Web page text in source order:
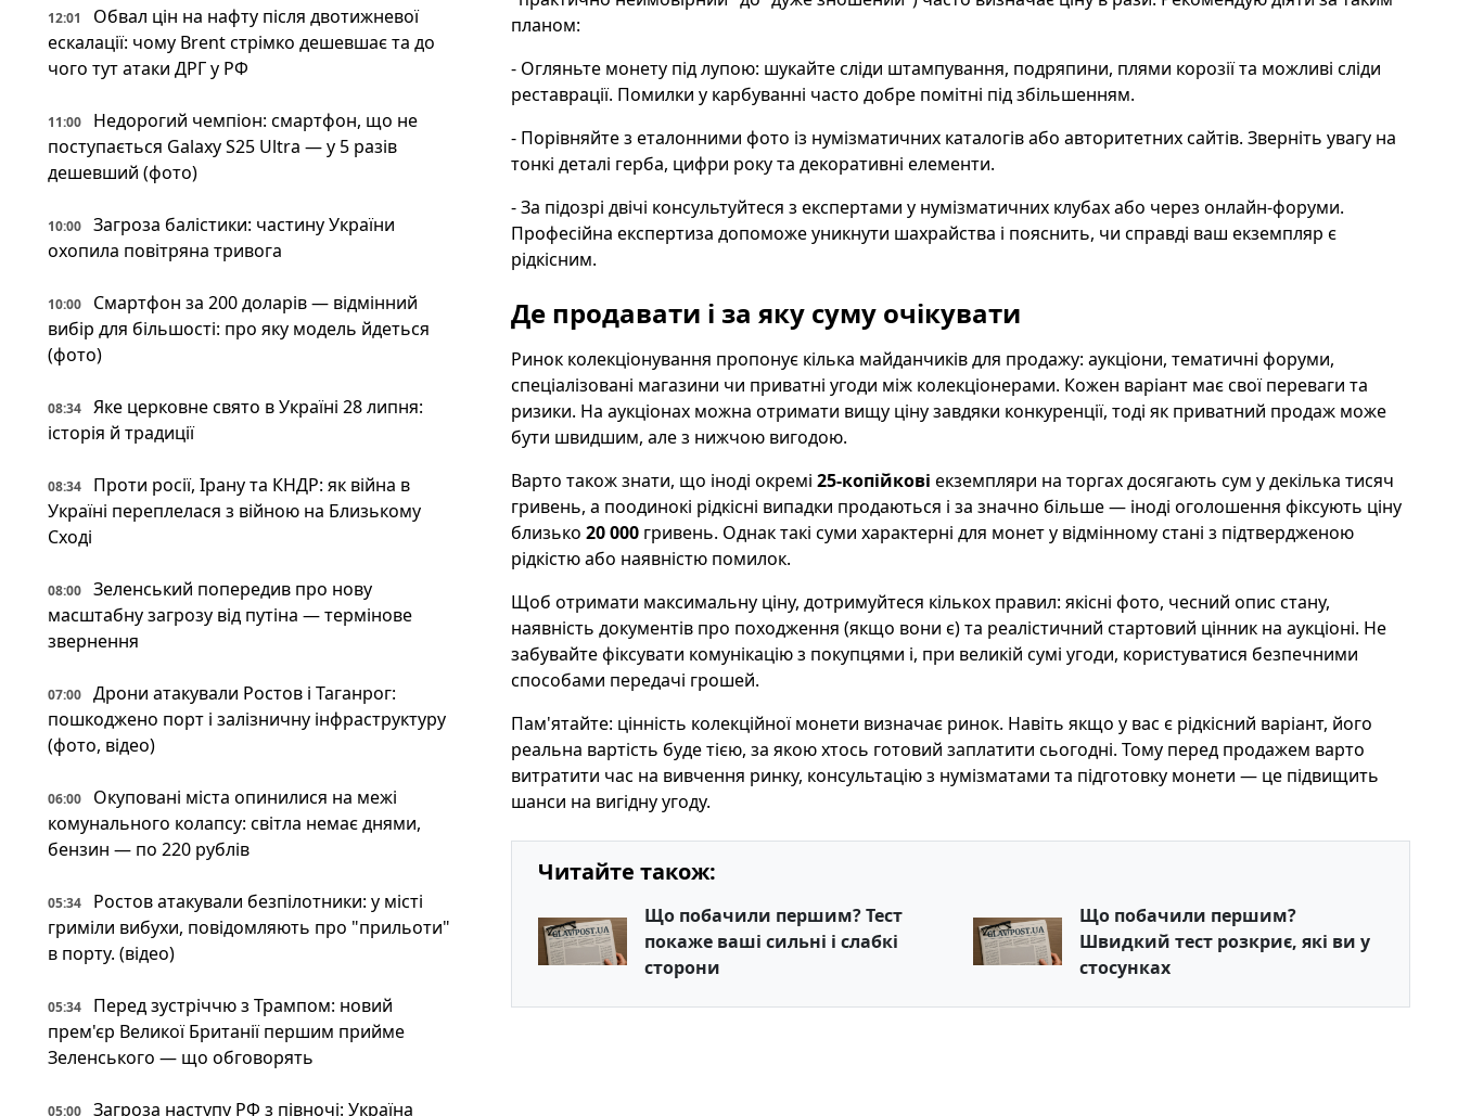
12:01
Обвал цін на нафту після двотижневої
ескалації: чому Brent стрімко дешевшає та до
чого тут атаки ДРГ у РФ
11:00
Недорогий чемпіон: смартфон, що не
поступається Galaxy S25 Ultra — у 5 разів
дешевший (фото)
10:00
Загроза балістики: частину України
охопила повітряна тривога
10:00
Смартфон за 200 доларів — відмінний
вибір для більшості: про яку модель йдеться
(фото)
08:34
Яке церковне свято в Україні 28 липня:
історія й традиції
08:34
Проти росії, Ірану та КНДР: як війна в
Україні переплелася з війною на Близькому
Сході
08:00
Зеленський попередив про нову
масштабну загрозу від путіна — термінове
звернення
07:00
Дрони атакували Ростов і Таганрог:
пошкоджено порт і залізничну інфраструктуру
(фото, відео)
06:00
Окуповані міста опинилися на межі
комунального колапсу: світла немає днями,
бензин — по 220 рублів
05:34
Ростов атакували безпілотники: у місті
гриміли вибухи, повідомляють про "прильоти"
в порту. (відео)
05:34
Перед зустріччю з Трампом: новий
прем'єр Великої Британії першим прийме
Зеленського — що обговорять
05:00
Загроза наступу РФ з півночі: Україна
планом:
- Огляньте монету під лупою: шукайте сліди штампування, подряпини, плями корозії та можливі сліди
реставрації. Помилки у карбуванні часто добре помітні під збільшенням.
- Порівняйте з еталонними фото із нумізматичних каталогів або авторитетних сайтів. Зверніть увагу на
тонкі деталі герба, цифри року та декоративні елементи.
- За підозрі двічі консультуйтеся з експертами у нумізматичних клубах або через онлайн-форуми.
Професійна експертиза допоможе уникнути шахрайства і пояснить, чи справді ваш екземпляр є
рідкісним.
Де продавати і за яку суму очікувати
Ринок колекціонування пропонує кілька майданчиків для продажу: аукціони, тематичні форуми,
спеціалізовані магазини чи приватні угоди між колекціонерами. Кожен варіант має свої переваги та
ризики. На аукціонах можна отримати вищу ціну завдяки конкуренції, тоді як приватний продаж може
бути швидшим, але з нижчою вигодою.
Варто також знати, що іноді окремі 25-копійкові екземпляри на торгах досягають сум у декілька тисяч
гривень, а поодинокі рідкісні випадки продаються і за значно більше — іноді оголошення фіксують ціну
близько 20 000гривень. Однак такі суми характерні для монет у відмінному стані з підтвердженою
рідкістю або наявністю помилок.
Щоб отримати максимальну ціну, дотримуйтеся кількох правил: якісні фото, чесний опис стану,
наявність документів про походження (якщо вони є) та реалістичний стартовий цінник на аукціоні. Не
забувайте фіксувати комунікацію з покупцями і, при великій сумі угоди, користуватися безпечними
способами передачі грошей.
Пам'ятайте: цінність колекційної монети визначає ринок. Навіть якщо у вас є рідкісний варіант, його
реальна вартість буде тією, за якою хтось готовий заплатити сьогодні. Тому перед продажем варто
витратити час на вивчення ринку, консультацію з нумізматами та підготовку монети — це підвищить
шанси на вигідну угоду.
Читайте також:
Що побачили першим? Тест
покаже ваші сильні і слабкі
сторони
Що побачили першим?
Швидкий тест розкриє, які ви у
стосунках